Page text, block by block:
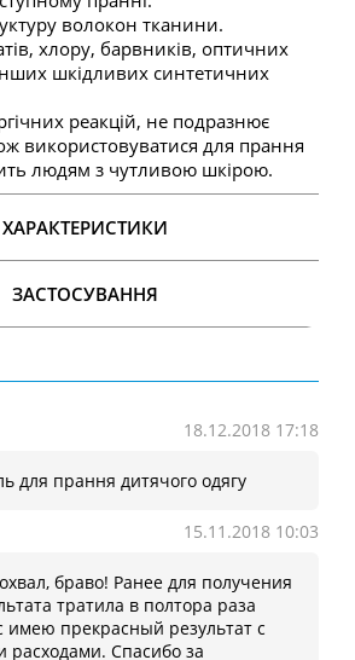
волокон тканини.
хлору, барвників, оптичних
шкідливих синтетичних
реакцій, не подразнює
використовуватися для прання
людям з чутливою шкірою.
ХАРАКТЕРИСТИКИ
ЗАСТОСУВАННЯ
18.12.2018 17:18
для прання дитячого одягу
15.11.2018 10:03
браво! Ранее для получения
тратила в полтора раза
имею прекрасный результат с
Спасибо за